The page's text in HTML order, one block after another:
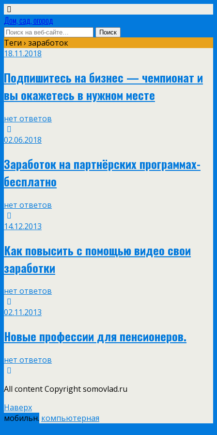
Дом, сад, огород
Теги › заработок
18.11.2018
Подпишитесь на бизнес — чемпионат и
вы окажетесь в нужном месте
нет ответов
02.06.2018
Заработок на партнёрских программах-
бесплатно
нет ответов
14.12.2013
Как повысить с помощью видео свои
заработки
нет ответов
02.11.2013
Новые профессии для пенсионеров.
нет ответов
All content Copyright somovlad.ru
Наверх
мобильн. компьютерная